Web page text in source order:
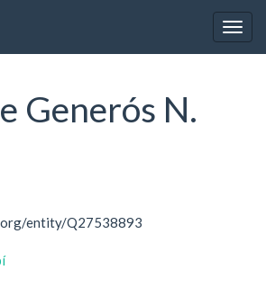
N. Añés
Generós N.
entity/Q27538893